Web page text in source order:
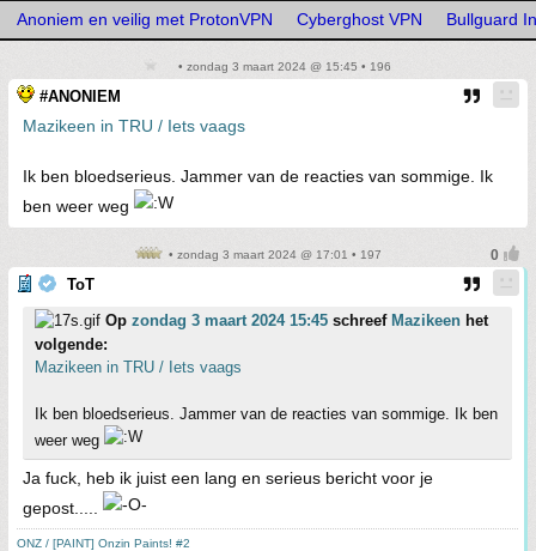
Anoniem en veilig met ProtonVPN Cyberghost VPN Bullguard
• zondag 3 maart 2024 @ 15:45 • 196
#ANONIEM
Mazikeen in TRU / Iets vaags
Ik ben bloedserieus. Jammer van de reacties van sommige. Ik
ben weer weg
• zondag 3 maart 2024 @ 17:01 • 197
ToT
Op zondag 3 maart 2024 15:45 schreef Mazikeen het
volgende:
Mazikeen in TRU / Iets vaags
Ik ben bloedserieus. Jammer van de reacties van sommige. Ik ben
weer weg
Ja fuck, heb ik juist een lang en serieus bericht voor je
gepost.....
ONZ / [PAINT] Onzin Paints! #2